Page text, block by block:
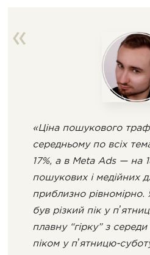
«Ціна пошукового
середньому по всіх
17%, а в Meta Ads — на
пошукових і медійних
приблизно
був різкий пік у
плавну “гірку” з
піком у пʼятницю-